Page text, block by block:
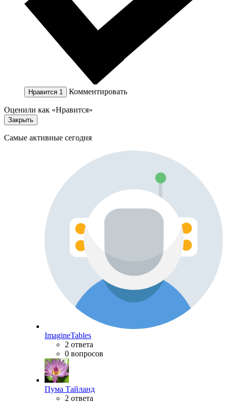
Нравится 1 Комментировать
Оценили как «Нравится»
Закрыть
Самые активные сегодня
ImagineTables
2 ответа
0 вопросов
Пума Тайланд
2 ответа